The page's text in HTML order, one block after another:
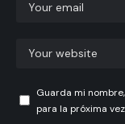
Guarda mi
para la próxima